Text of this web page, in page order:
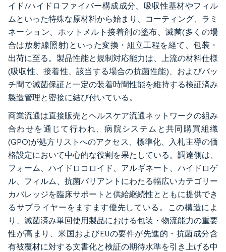
イド/ハイドロファイバー構成成分、吸収性基材やフィル
ムといった特殊な原材料から始まり、コーティング、ラミ
ネーション、ホットメルト接着剤の塗布、滅菌(多くの場
合は放射線照射)といった変換・組立工程を経て、包装・
出荷に至る。製品性能と規制対応能力は、上流の材料仕様
(吸収性、接着性、該当する場合の抗菌性能)、およびバッ
チ間で滅菌保証と一定の装着時間性能を維持する検証済み
製造管理と密接に結び付いている。
商業流通は直接販売とヘルスケア流通ネットワークの組み
合わせを通じて行われ、病院システムと共同購買組織
(GPO)が処方リストへのアクセス、標準化、入札主導の価
格設定において中心的な役割を果たしている。調達側は、
フォーム、ハイドロコロイド、アルギネート、ハイドロゲ
ル、フィルム、抗菌バリアントにわたる幅広いカテゴリー
カバレッジを臨床サポートと供給継続性とともに提供でき
るサプライヤーをますます優先している。この構造によ
り、滅菌済み単回使用製品における包装・物流能力の重要
性が高まり、米国およびEUの要件が先進的・抗菌成分含
有被覆材に対する文書化と検証の期待水準を引き上げる中